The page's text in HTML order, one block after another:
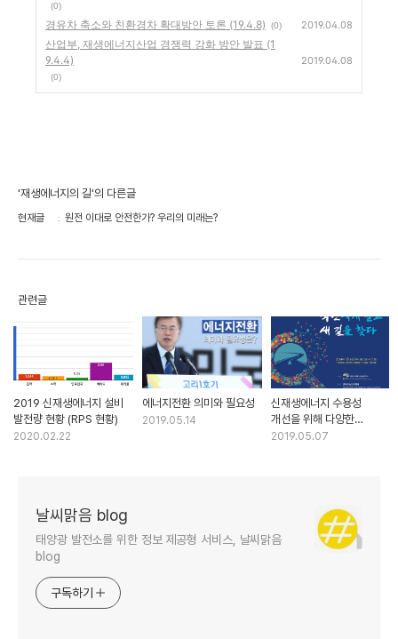
(0)
경유차 축소와 친환경차 확대방안 토론 (19.4.8) (0) 2019.04.08
산업부, 재생에너지산업 경쟁력 강화 방안 발표 (1
9.4.4)
(0)
2019.04.08
'재생에너지의 길'의 다른글
현재글 원전 이대로 안전한가? 우리의 미래는?
관련글
2019 신재생에너지 설비
발전량 현황 (RPS 현황)
2020.02.22
에너지전환 의미와 필요성
2019.05.14
신재생에너지 수용성
개선을 위해 다양한
이익공유유형에 대하여
2019.05.07
날씨맑음 blog
태양광 발전소를 위한 정보 제공형 서비스, 날씨맑음
blog
구독하기